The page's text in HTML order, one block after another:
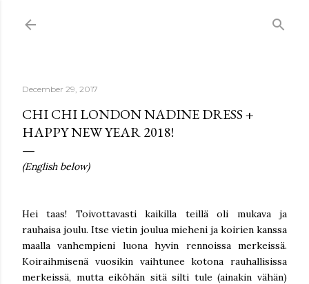
December 29, 2017
CHI CHI LONDON NADINE DRESS +
HAPPY NEW YEAR 2018!
(English below)
Hei taas! Toivottavasti kaikilla teillä oli mukava ja
rauhaisa joulu. Itse vietin joulua mieheni ja koirien kanssa
maalla vanhempieni luona hyvin rennoissa merkeissä.
Koiraihmisenä vuosikin vaihtunee kotona rauhallisissa
merkeissä, mutta eiköhän sitä silti tule (ainakin vähän)